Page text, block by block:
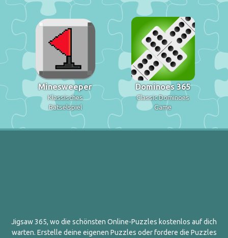
Minesweeper
Klassisches
Rätselspiel
Dominoes 365
Classic Dominoes
Game
Jigsaw 365, wo die schönsten Online-Puzzles kostenlos auf dich
warten. Erstelle deine eigenen Puzzles oder fordere die Puzzles